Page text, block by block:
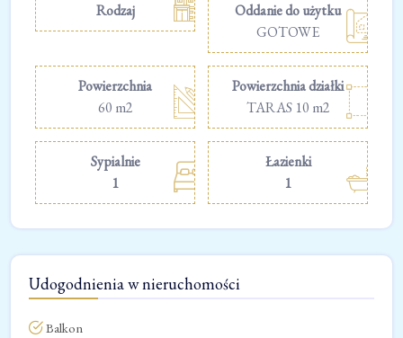
Rodzaj
Oddanie do użytku
GOTOWE
Powierzchnia
60 m2
Powierzchnia działki
TARAS 10 m2
Sypialnie
1
Łazienki
1
Udogodnienia w nieruchomości
Balkon